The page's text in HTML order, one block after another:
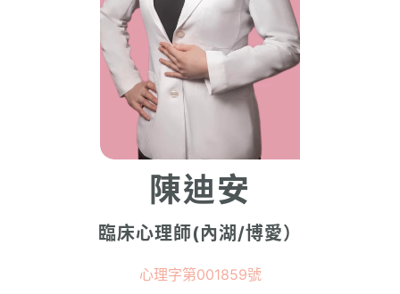
陳迪安
臨床心理師(內湖/博愛）
心理字第001859號